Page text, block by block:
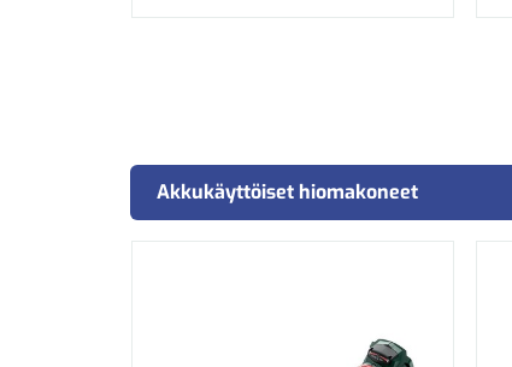
Akkukäyttöiset hiomakoneet